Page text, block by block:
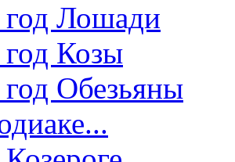
год Лошади
год Козы
год Обезьяны